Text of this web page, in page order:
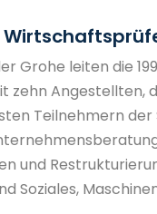
Grohe leiten die
zehn
Teilnehmern
und
Soziales,